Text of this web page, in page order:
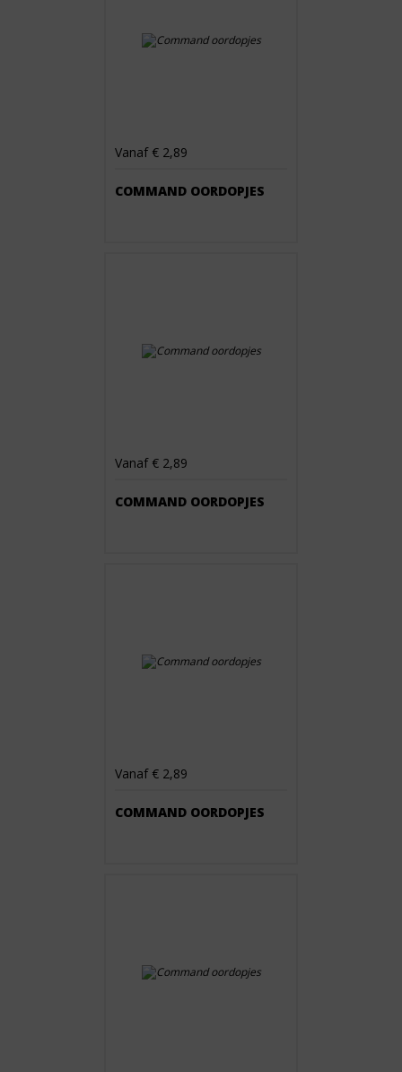
Vanaf € 2,89
COMMAND OORDOPJES
Vanaf € 2,89
COMMAND OORDOPJES
Vanaf € 2,89
COMMAND OORDOPJES